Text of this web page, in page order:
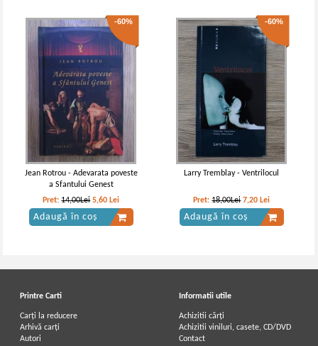
-60%
Jean Rotrou - Adevarata poveste
a Sfantului Genest
Pret:14,00Lei 5,60 Lei
Adaugă în coș
-60%
Larry Tremblay - Ventrilocul
Pret:18,00Lei 7,20 Lei
Adaugă în coș
Printre Carti
Carți la reducere
Arhivă carți
Autori
Informatii utile
Achizitii cărți
Achizitii viniluri, casete, CD/DVD
Contact